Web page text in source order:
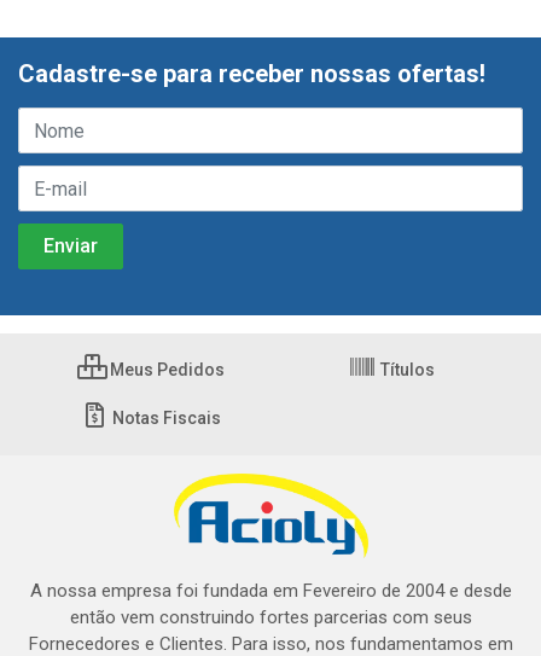
Cadastre-se para receber nossas ofertas!
Meus Pedidos Títulos
Notas Fiscais
A nossa empresa foi fundada em Fevereiro de 2004 e desde
então vem construindo fortes parcerias com seus
Fornecedores e Clientes. Para isso, nos fundamentamos em